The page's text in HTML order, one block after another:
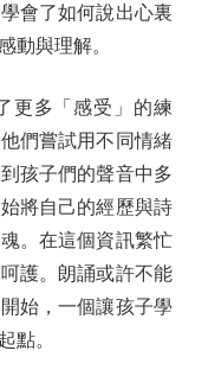
會了如何說出心裏
動與理解。
多「感受」的練
們嘗試用不同情緒
孩子們的聲音中多
將自己的經歷與詩
。在這個資訊繁忙
護。朗誦或許不能
始，一個讓孩子學
點。